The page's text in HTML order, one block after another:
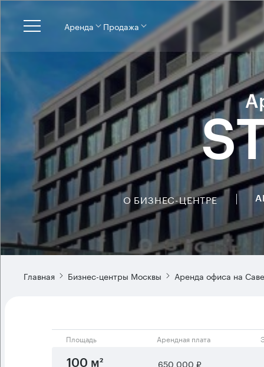
Аренда Продажа
О БИЗНЕС-ЦЕНТРЕ
Главная Бизнес-центры Москвы Аренда офиса на
Площадь Арендная плата
100 м² 650 000 ₽